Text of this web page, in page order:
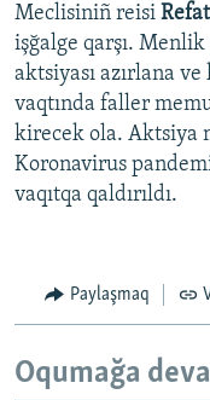
Meclisiniñ reisi
işğalge qarşı. Menlik
aktsiyası azırlana
vaqtında faller
kirecek ola. Aktsiya
Koronavirus
vaqıtqa qaldırıldı.
Paylaşmaq
Oqumağa